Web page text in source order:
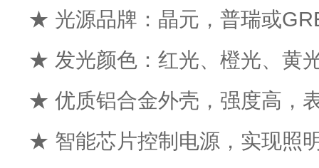
★ 光源品牌：晶元，普瑞或
★ 发光颜色：红光、橙光、黄
★ 优质铝合金外壳，强度高，
★ 智能芯片控制电源，实现照